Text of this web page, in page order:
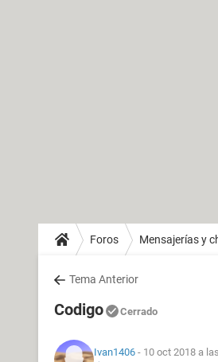
Foros Mensajerías y
Tema Anterior
Codigo Cerrado
Ivan1406 - 10 oct 2018 a